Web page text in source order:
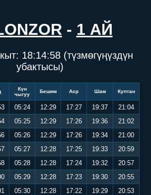
- 1 АЙ
18:14:58 (түзмөгүңүздүн
убактысы)
Күн
чыгуу
Бешим Аср Шам Куптан
05:24 12:29 17:27 19:37
21:04
05:25 12:29 17:26 19:36
21:02
05:26 12:29 17:26 19:34
21:00
05:27 12:28 17:25 19:33
20:59
05:28 12:28 17:24 19:32
20:57
05:29 12:28 17:23 19:30
20:55
05:30 12:28 17:22 19:29
20:53